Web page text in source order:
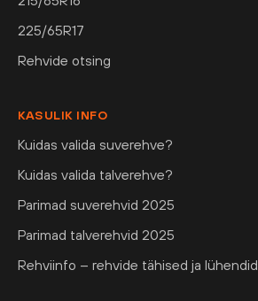
225/65R17
Rehvide otsing
KASULIK INFO
Kuidas valida suverehve?
Kuidas valida talverehve?
Parimad suverehvid 2025
Parimad talverehvid 2025
Rehviinfo – rehvide tähised ja lühendid